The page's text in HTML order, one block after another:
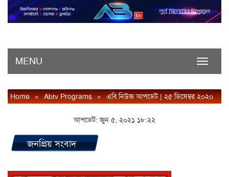
Toggle
MENU
Home » Abtv Programs » এবি নিউজ আপডেট | ২৫ ডিসেম্বর ২০২০
আপডেট: জুন ৫, ২০২১ ১৮:২২
জনপ্রিয় সংবাদ